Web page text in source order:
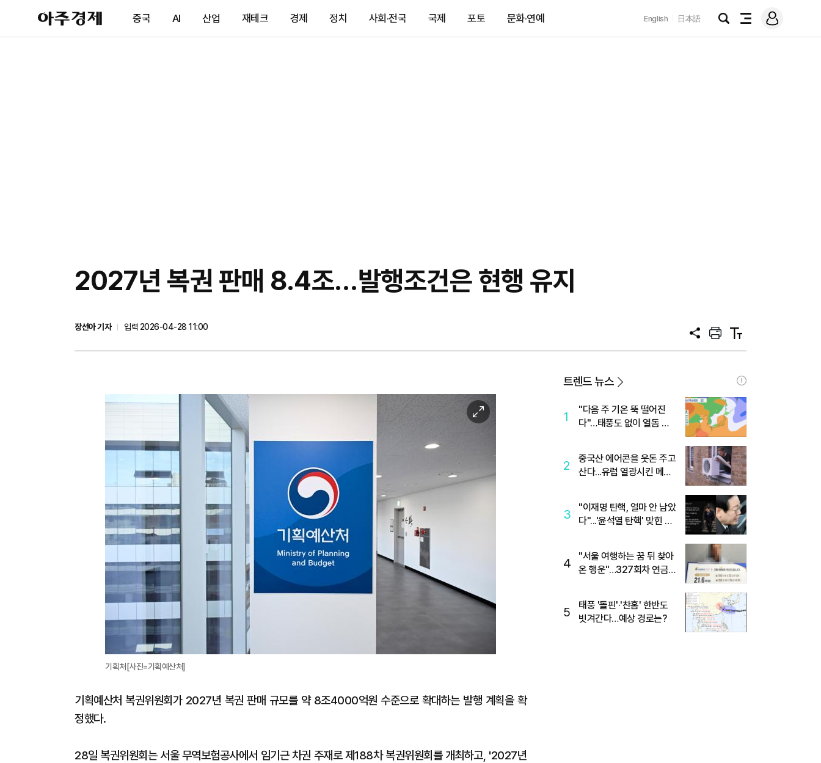
아
주
제
중국 AI 산업 재테크 경제 정치 사회·전국 국제 포토 문화·연예 English 日本語
검
전
메
그
2027년 복권 판매 8.4조…발행조건은 현행 유지
장선아 기자
입력 2026-04-28 11:00
공
프
트
텍
트
이
미
대
기획처[사진=기획예산처]
기획예산처 복권위원회가 2027년 복권 판매 규모를 약 8조4000억원 수준으로 확대하는 발행 계획을 확
정했다.
28일 복권위원회는 서울 무역보험공사에서 임기근 차권 주재로 제188차 복권위원회를 개최하고, '2027년
트렌드 뉴스
1
"다음 주 기온 뚝 떨어진
다"…태풍도 없이 열돔 박
2
중국산 에어콘을 웃돈 주고
산다...유럽 열광시킨 메이
3
"이재명 탄핵, 얼마 안 남았
다"...'윤석열 탄핵' 맞힌 무
4
"서울 여행하는 꿈 뒤 찾아
온 행운"…327회차 연금
5
태풍 '돌핀'·'찬홈' 한반도
빗겨간다…예상 경로는?